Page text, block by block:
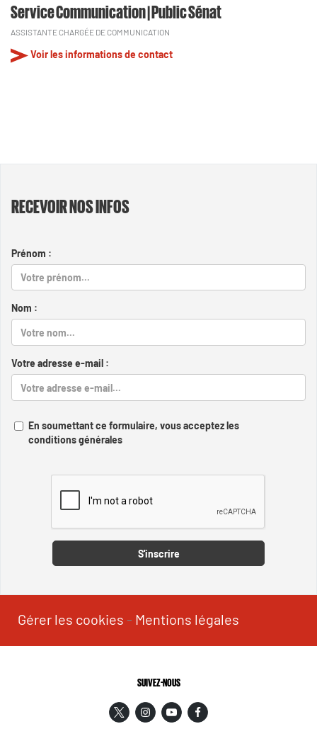
Service Communication | Public Sénat
ASSISTANTE CHARGÉE DE COMMUNICATION
Voir les informations de contact
RECEVOIR NOS INFOS
Prénom :
Nom :
Votre adresse e-mail :
En soumettant ce formulaire, vous acceptez les
conditions générales
S'inscrire
Gérer les cookies - Mentions légales
SUIVEZ-NOUS